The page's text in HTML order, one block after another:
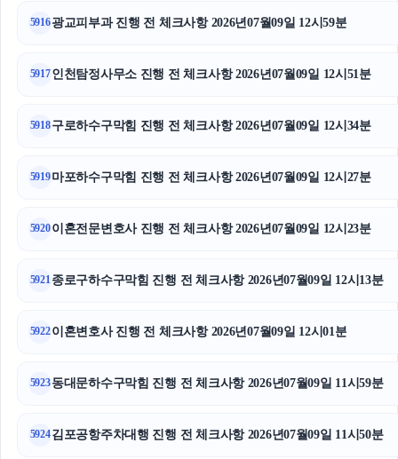
협의이혼
부산흥신소
5916광교피부과 진행 전 체크사항 2026년07월09일 12시59분
5917인천탐정사무소 진행 전 체크사항 2026년07월09일 12시51분
5918구로하수구막힘 진행 전 체크사항 2026년07월09일 12시34분
5919마포하수구막힘 진행 전 체크사항 2026년07월09일 12시27분
5920이혼전문변호사 진행 전 체크사항 2026년07월09일 12시23분
5921종로구하수구막힘 진행 전 체크사항 2026년07월09일 12시13분
5922이혼변호사 진행 전 체크사항 2026년07월09일 12시01분
5923동대문하수구막힘 진행 전 체크사항 2026년07월09일 11시59분
5924김포공항주차대행 진행 전 체크사항 2026년07월09일 11시50분